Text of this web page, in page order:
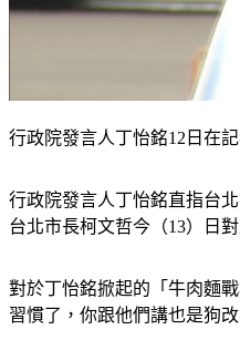
行政院發言人丁怡銘12日在
行政院發言人丁怡銘直指台
台北市長柯文哲今（13）日
對於丁怡銘掀起的「牛肉麵
習慣了，你跟他們講也是狗改